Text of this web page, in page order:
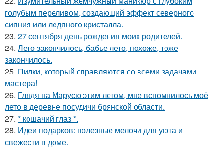
голубым переливом, создающий эффект северного
сияния или ледяного кристалла.
23. 27 сентября день рождения моих родителей.
24. Лето закончилось, бабье лето, похоже, тоже
закончилось.
25. Пилки, который справляются со всеми задачами
мастера!
26. Глядя на Марусю этим летом, мне вспомнилось моё
лето в деревне посудичи брянской области.
27. * кошачий глаз *.
28. Идеи подарков: полезные мелочи для уюта и
свежести в доме.